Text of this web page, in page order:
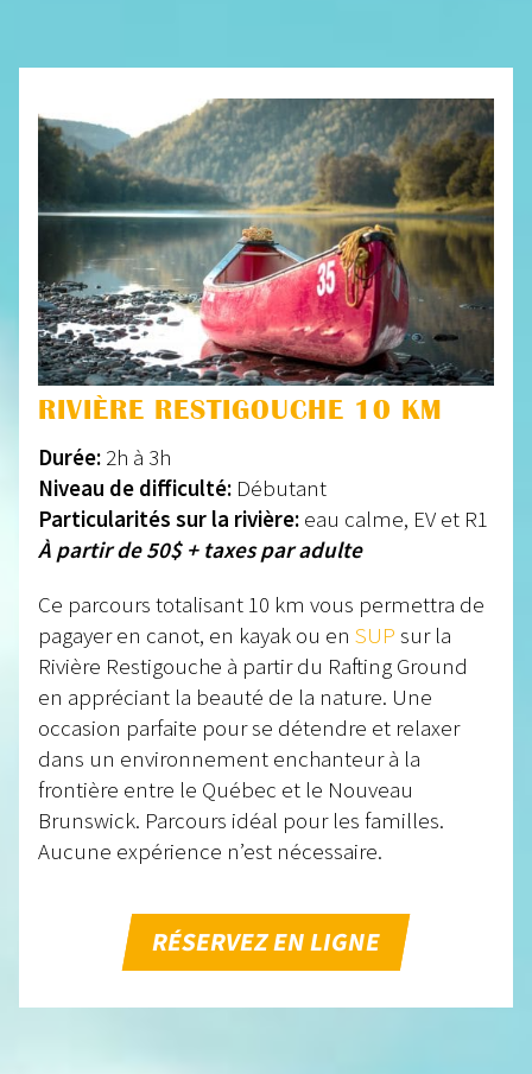
RIVIÈRE RESTIGOUCHE 10 KM
Durée: 2h à 3h
Niveau de difficulté: Débutant
Particularités sur la rivière: eau calme, EV et R1
À partir de 50$ + taxes par adulte
Ce parcours totalisant 10 km vous permettra de
pagayer en canot, en kayak ou en SUP sur la
Rivière Restigouche à partir du Rafting Ground
en appréciant la beauté de la nature. Une
occasion parfaite pour se détendre et relaxer
dans un environnement enchanteur à la
frontière entre le Québec et le Nouveau
Brunswick. Parcours idéal pour les familles.
Aucune expérience n’est nécessaire.
RÉSERVEZ EN LIGNE